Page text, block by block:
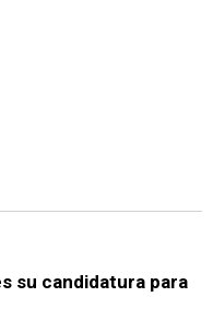
su candidatura para